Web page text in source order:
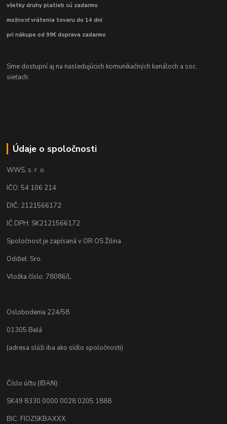
všetky druhy platieb sú zadarmo
možnosť vrátenia tovaru do 14 dní
pri nákupe od 99€ doprava zadarmo
Sme dostupní aj na nasledujúcich komunikačných kanáloch a soc.
sieťach:
Údaje o spoločnosti
WWS, s. r. o.
IČO: 54 106 214
DIČ: 2121566172
IČ DPH: SK2121566172
Spoločnosť je zapísaná v OR OS Žilina
Oddiel: Sro.
Vložka číslo: 78086/L
Oslobodenia 224/58
01305 Belá
(adresa slúži iba ako sídlo spoločnosti)
Číslo účtu (IBAN):
SK49 8330 0000 0028 0205 1888
BIC: FIOZSKBAXXX